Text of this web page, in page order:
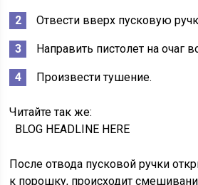
Отвести вверх пусковую
Направить пистолет на очаг
Произвести тушение.
Читайте так же:
BLOG HEADLINE HERE
После отвода пусковой ручки
к порошку, происходит